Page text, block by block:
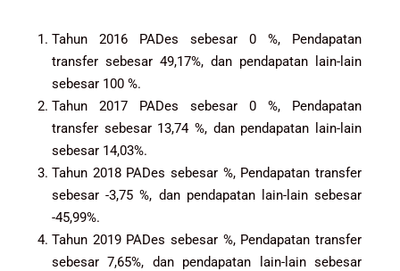
Tahun 2016 PADes sebesar 0 %, Pendapatan
transfer sebesar 49,17%, dan pendapatan lain-lain
sebesar 100 %.
Tahun 2017 PADes sebesar 0 %, Pendapatan
transfer sebesar 13,74 %, dan pendapatan lain-lain
sebesar 14,03%.
Tahun 2018 PADes sebesar %, Pendapatan transfer
sebesar -3,75 %, dan pendapatan lain-lain sebesar
-45,99%.
Tahun 2019 PADes sebesar %, Pendapatan transfer
sebesar 7,65%, dan pendapatan lain-lain sebesar